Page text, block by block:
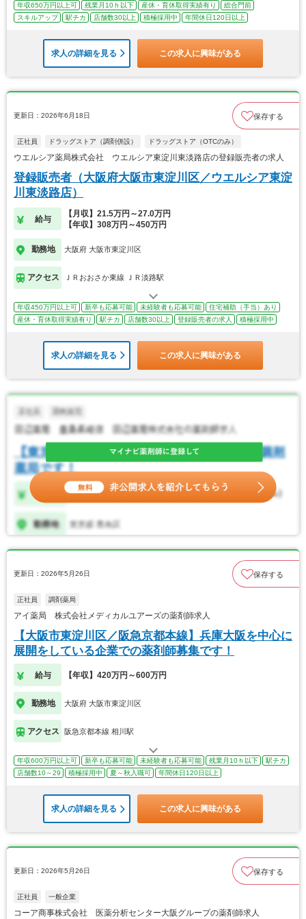
年収650万円以上可 残業月10ｈ以下 産休・育休取得実績有り
総合門前
スキルアップ
駅チカ 店舗数30以上 積極採用中 年間休日120日以上
求人の詳細を見る この求人に興味がある
更新日：2026年6月18日 保存する
正社員 ドラッグストア（調剤併設） ドラッグストア（OTCのみ）
ウエルシア薬局株式会社 ウエルシア東淀川東淡路店の登録販売者の求人
登録販売者（大阪府大阪市東淀川区／ウエルシア東淀
川東淡路店）
給与
【月収】21.5万円～27.0万円
【年収】308万円～450万円
勤務地 大阪府 大阪市東淀川区
アクセス ＪＲおおさか東線 ＪＲ淡路駅
年収450万円以上可 新卒も応募可能 未経験者も応募可能
住宅補助（手当）あり
産休・育休取得実績有り
駅チカ 店舗数30以上 登録販売者の求人 積極採用中
求人の詳細を見る この求人に興味がある
更新日：2026年5月26日 保存する
正社員 調剤薬局
アイ薬局 株式会社メディカルユアーズの薬剤師求人
【大阪市東淀川区／阪急京都本線】兵庫大阪を中心に
展開をしている企業での薬剤師募集です！
給与 【年収】420万円～600万円
勤務地 大阪府 大阪市東淀川区
アクセス 阪急京都本線 相川駅
年収600万円以上可 新卒も応募可能 未経験者も応募可能 残業月10ｈ以下
駅チカ
店舗数10～29
積極採用中 夏～秋入職可 年間休日120日以上
求人の詳細を見る この求人に興味がある
更新日：2026年5月26日 保存する
正社員 一般企業
コーア商事株式会社 医薬分析センター大阪グループの薬剤師求人